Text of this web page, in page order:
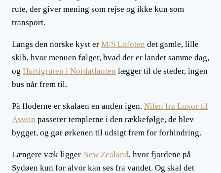
rute, der giver mening som rejse og ikke kun som
transport.
Langs den norske kyst er M/S Lofoten det gamle, lille
skib, hvor menuen følger, hvad der er landet samme dag,
og Hurtigruten i Nordatlanten lægger til de steder, ingen
bus når frem til.
På floderne er skalaen en anden igen. Nilen fra Luxor til
Aswan passerer templerne i den rækkefølge, de blev
bygget, og gør ørkenen til udsigt frem for forhindring.
Længere væk ligger New Zealand, hvor fjordene på
Sydøen kun for alvor kan ses fra vandet. Og skal det